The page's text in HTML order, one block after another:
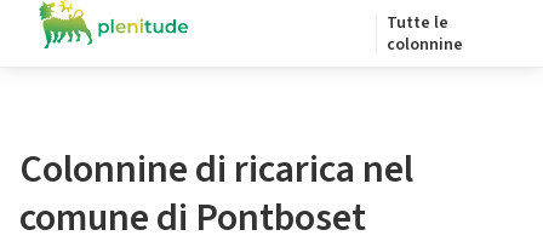
Tutte le
colonnine
Colonnine di ricarica nel
comune di Pontboset